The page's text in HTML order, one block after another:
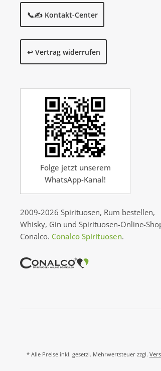
📞✍️ Kontakt-Center
↩️ Vertrag widerrufen
Folge jetzt unserem
WhatsApp-Kanal!
2009-2026 Spirituosen, Rum bestellen,
Whisky, Gin und Spirituosen-Online-
Conalco. Conalco Spirituosen.
* Alle Preise inkl. gesetzl. Mehrwertsteuer zzgl.